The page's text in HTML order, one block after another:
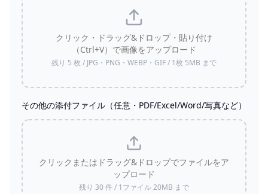
クリック・ドラッグ&ドロップ・貼り付け
（Ctrl+V）で画像をアップロード
残り 5 枚 / JPG・PNG・WEBP・GIF / 1枚 5MB まで
その他の添付ファイル（任意・PDF/Excel/Word/写真など）
クリックまたはドラッグ&ドロップでファイルをア
ップロード
残り 30件 / 1ファイル20MB まで